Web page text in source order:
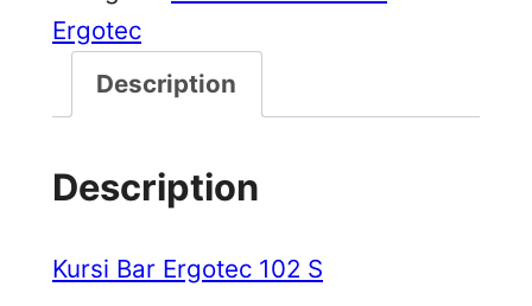
Ergotec
Description
Description
Kursi Bar Ergotec 102 S